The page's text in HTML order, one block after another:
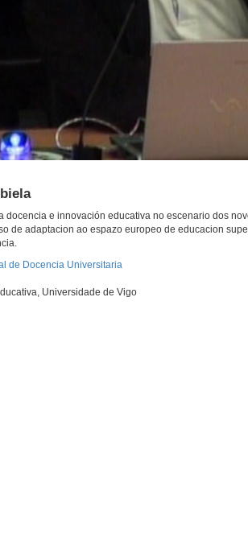
docencia e innovación educativa no escenario dos
de adaptacion ao espazo europeo de educacion
de Docencia Universitaria
Universidade de Vigo